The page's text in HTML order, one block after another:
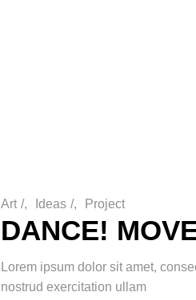
Art / Ideas / Project
DANCE!
Lorem ipsum dolor sit amet,
nostrud exercitation ullam